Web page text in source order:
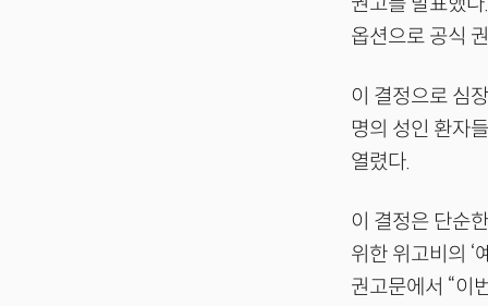
옵션으로 공식
이 결정으로 심
명의 성인 환자
열렸다.
이 결정은 단순
위한 위고비의 ‘
권고문에서 “이